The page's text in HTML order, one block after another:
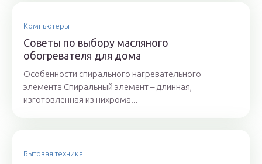
Компьютеры
Советы по выбору масляного
обогревателя для дома
Особенности спирального нагревательного
элемента Спиральный элемент – длинная,
изготовленная из нихрома...
Бытовая техника